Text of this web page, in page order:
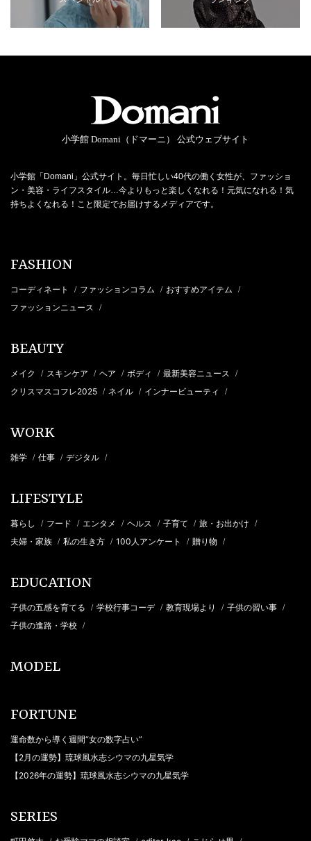
小学館 Domani（ドマーニ） 公式ウェブサイト
小学館「Domani」公式サイト。毎日忙しい40代の働く女性が、ファッショ
ン・美容・ライフスタイル…今よりもっと楽しくなれる！元気になれる！気
持ちよくなれる！こと限定でお届けするメディアです。
FASHION
コーディネート / ファッションコラム / おすすめアイテム /
ファッションニュース /
BEAUTY
メイク / スキンケア / ヘア / ボディ / 最新美容ニュース /
クリスマスコフレ2025 / ネイル / インナービューティ /
WORK
雑学 / 仕事 / デジタル /
LIFESTYLE
暮らし / フード / エンタメ / ヘルス / 子育て / 旅・お出かけ /
夫婦・家族 / 私の生き方 / 100人アンケート / 贈り物 /
EDUCATION
子供の五感を育てる / 学校行事コーデ / 教育現場より / 子供の習い事 /
子供の進路・学校 /
MODEL
FORTUNE
運命数から導く週間“女の数字占い”
【2月の運勢】琉球風水志シウマの九星気学
【2026年の運勢】琉球風水志シウマの九星気学
SERIES